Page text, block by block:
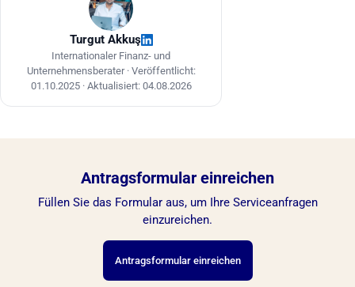
Turgut Akkuş
Internationaler Finanz- und
Unternehmensberater · Veröffentlicht:
01.10.2025· Aktualisiert: 04.08.2026
Antragsformular einreichen
Füllen Sie das Formular aus, um Ihre Serviceanfragen
einzureichen.
Antragsformular einreichen